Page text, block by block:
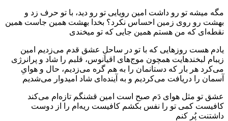
مگه میشه تو رو داشت امین رویایی تو رو دید، با تو حرف زد و
بهشت رو روی زمین احساس نکرد؟ بخدا بهشت همین جاست همین
نقطه‌ای که من هستم همین جایی که تو میخندی
یادم هست روزهایی که با تو در ساحلِ عشق قدم می‌زدیم امین
زیبام لبخندهایت همچون موج‌های اقیانوس، قلبم را شاد و پرانرژی
می‌کرد هر بار که دستانمان را به هم گره می‌زدیم، حال و هوایِ
آسمان را دریافت می‌کردیم و به آینده‌ای شاد امیدوار می‌شدیم
عشق تو مثل هوای دَم صبح است امین قشنگم تازه‌ام می‌کند
کافیست کمی تو را نفس بکشم کافیست ریه‌ام را از دوست
داشتنت پُر کنم